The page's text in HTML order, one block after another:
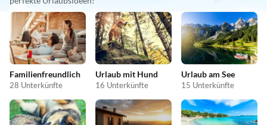
Familienfreundlich
28 Unterkünfte
Urlaub mit Hund
16 Unterkünfte
Urlaub am See
15 Unterkünfte